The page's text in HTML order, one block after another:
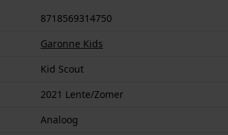
8718569314750
Garonne Kids
Kid Scout
2021 Lente/Zomer
Analoog